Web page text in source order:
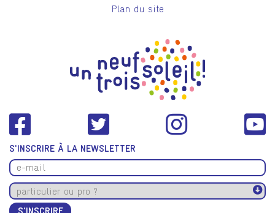
Plan du site
S'INSCRIRE À LA NEWSLETTER